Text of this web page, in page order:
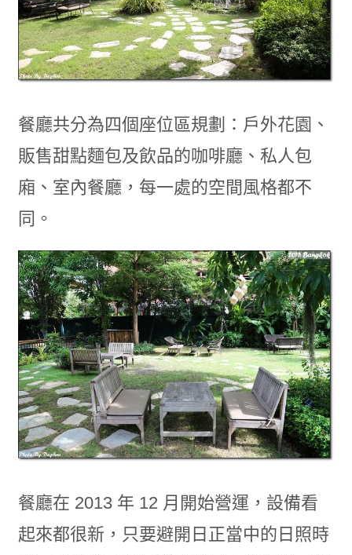
餐廳共分為四個座位區規劃：戶外花園、
販售甜點麵包及飲品的咖啡廳、私人包
廂、室內餐廳，每一處的空間風格都不
同。
餐廳在 2013 年 12 月開始營運，設備看
起來都很新，只要避開日正當中的日照時